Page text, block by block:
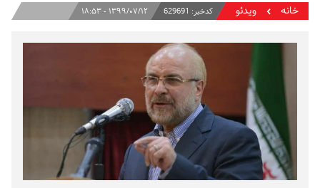
خانه ویدئو کدخبر: 629691 ۱۳۹۹/۰۷/۱۲ - ۱۸:۵۳